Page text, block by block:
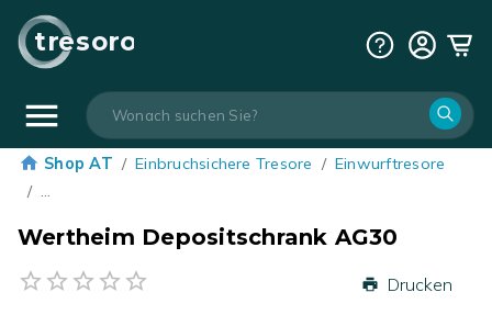
tresoro
Shop AT / Einbruchsichere Tresore / Einwurftresore
/ …
Wertheim Depositschrank AG30
Drucken